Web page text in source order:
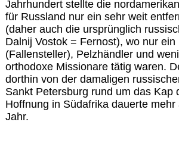
Jahrhundert stellte die
für Russland nur ein sehr weit
(daher auch die ursprünglich
Dalnij Vostok = Fernost), wo nur ein
(Fallensteller), Pelzhändler und
orthodoxe Missionare tätig waren.
dorthin von der damaligen
Sankt Petersburg rund um das Kap
Hoffnung in Südafrika dauerte
Jahr.